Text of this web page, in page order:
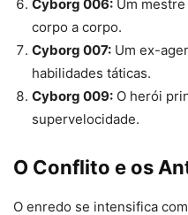
Cyborg 006: Um
corpo a corpo.
Cyborg 007: Um ex-
habilidades táticas.
Cyborg 009: O herói
supervelocidade.
O Conflito e os
O enredo se intensifica